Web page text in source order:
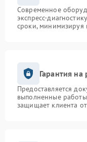
Современное
экспресс-
сроки, минимизируя
Гарантия на
Предоставляется
выполненные
защищает клиента